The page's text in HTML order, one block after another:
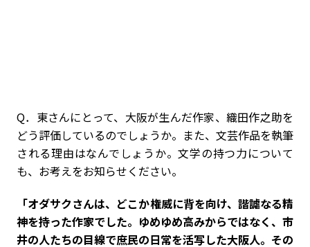
Q．東さんにとって、大阪が生んだ作家、織田作之助を
どう評価しているのでしょうか。また、文芸作品を執筆
される理由はなんでしょうか。文学の持つ力について
も、お考えをお知らせください。
「オダサクさんは、どこか権威に背を向け、諧謔なる精
神を持った作家でした。ゆめゆめ高みからではなく、市
井の人たちの目線で庶民の日常を活写した大阪人。その